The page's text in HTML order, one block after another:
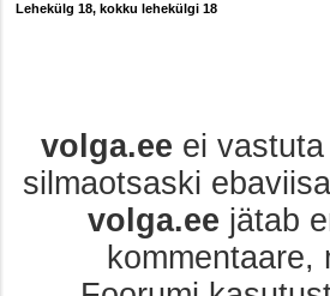
Lehekülg 18, kokku lehekülgi 18
volga.ee ei
silmaotsaski
volga.ee jätab